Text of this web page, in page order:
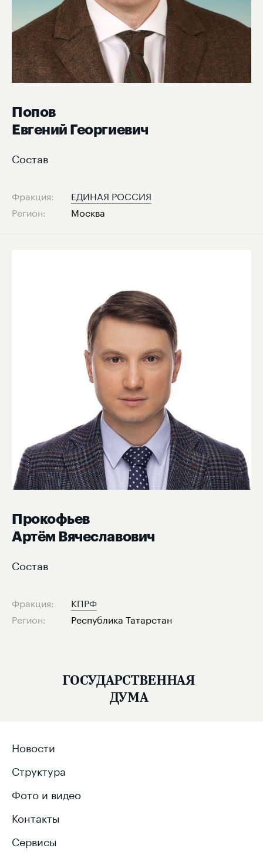
Попов
Евгений Георгиевич
Состав
Фракция:
ЕДИНАЯ РОССИЯ
Регион:
Москва
Прокофьев
Артём Вячеславович
Состав
Фракция:
КПРФ
Регион:
Республика Татарстан
ГОСУДАРСТВЕННАЯ
ДУМА
Новости
Структура
Фото и видео
Контакты
Сервисы